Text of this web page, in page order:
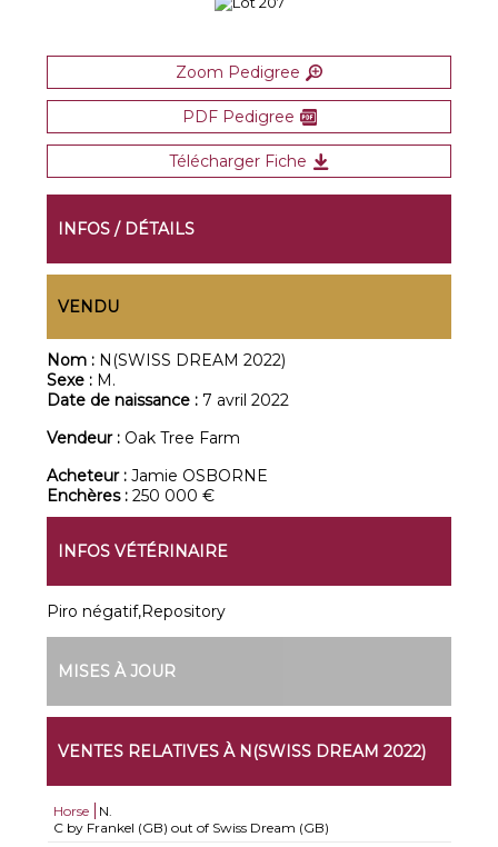
Zoom Pedigree
PDF Pedigree
Télécharger Fiche
INFOS / DÉTAILS
VENDU
Nom : N(SWISS DREAM 2022)
Sexe : M.
Date de naissance :7 avril 2022
Vendeur : Oak Tree Farm
Acheteur :Jamie OSBORNE
Enchères :250 000 €
INFOS VÉTÉRINAIRE
Piro négatif,Repository
MISES À JOUR
VENTES RELATIVES À N(SWISS DREAM 2022)
Horse
N.
C by Frankel (GB) out of Swiss Dream (GB)